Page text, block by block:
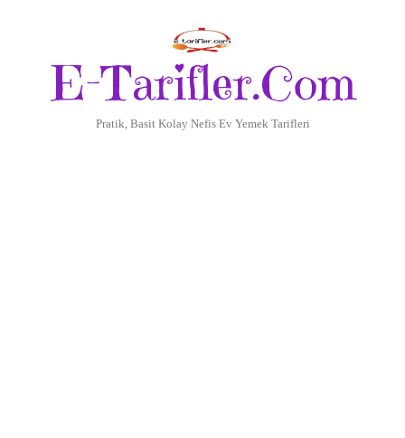
E-Tarifler.Com
Pratik, Basit Kolay Nefis Ev Yemek Tarifleri